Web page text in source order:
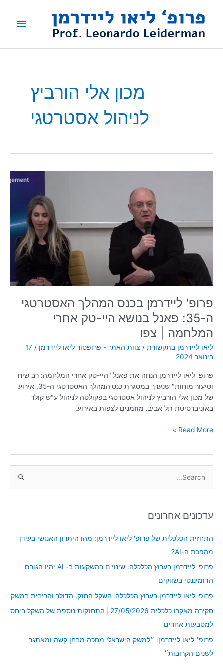
ראשי
מכון אלי הורביץ
לניהול אסטרטגי
פרופ' ליידרמן בכנס המהלך האסטרטגי
ה-35: פאנל בנושא היי-טק אחרי
המלחמה | צפו
ליאו ליידרמן בתקשורת / צוות האתר - פרופסור ליאו ליידרמן /
17
בינואר 2024
פרופ' ליאו ליידרמן הנחה את פאנל "היי-טק אחרי המלחמה: רב שיח
וסיעור מוחות" שנערך במסגרת כנס המהלך האסטרטגי ה-35, אירוע
של מכון אלי הורביץ לניהול אסטרטגי בפקולטה לניהול ע"ש קולר
באוניברסיטת תל אביב. מוזמנים לצפות באירוע.
האסטרטגי
ה-35:
בנושא
היי-טק
אחרי
המלחמה
צפו
Read More »
r
:
עדכונים אחרונים
התחזית הכלכלית של פרופ' ליאו ליידרמן: מהו היתרון האנושי בעידן
מהפכת ה-AI?
פרופ' ליידרמן בערוץ הכלכלה: שינויים בהשקעות ב- AI יהיו הגורם
הדומיננטי בשווקים
פרופ' ליאו ליידרמן בערוץ הכלכלה: השקל החזק, הדולר והריבית במשק
סקירה מאקרו כלכלית 27/05/2026 | התחזקות נוספת של השקל ביחס
למטבעות אחרים
פרופ׳ ליאו ליידרמן: ״למשק הישראלי מחכה מבחן קשה ומאתגר
לשנים הקרובות״